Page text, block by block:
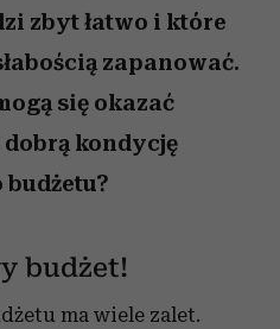
zbyt łatwo i które
zapanować.
się okazać
kondycję
budżet!
ma wiele zalet.